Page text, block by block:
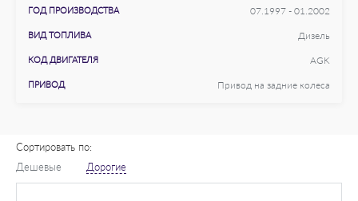
ГОД ПРОИЗВОДСТВА 07.1997 - 01.2002
ВИД ТОПЛИВА Дизель
КОД ДВИГАТЕЛЯ AGK
ПРИВОД Привод на задние колеса
Сортировать по:
Дешевые
Дорогие